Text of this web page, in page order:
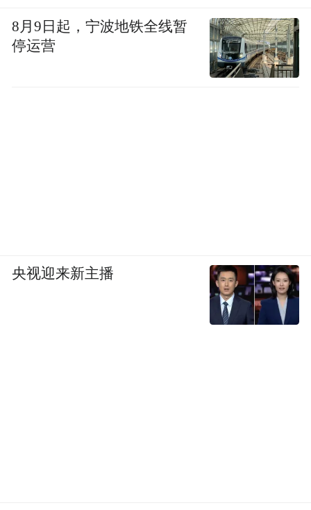
8月9日起，宁波地铁全线暂
停运营
央视迎来新主播